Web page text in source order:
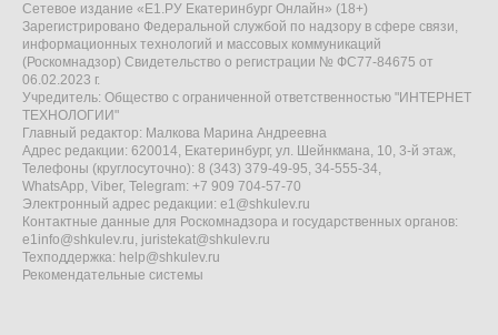
Сетевое издание «Е1.РУ Екатеринбург Онлайн» (18+)
Зарегистрировано Федеральной службой по надзору в сфере связи,
информационных технологий и массовых коммуникаций
(Роскомнадзор) Свидетельство о регистрации № ФС77-84675 от
06.02.2023 г.
Учредитель: Общество с ограниченной ответственностью "ИНТЕРНЕТ
ТЕХНОЛОГИИ"
Главный редактор: Малкова Марина Андреевна
Адрес редакции: 620014, Екатеринбург, ул. Шейнкмана, 10, 3-й этаж,
Телефоны (круглосуточно): 8 (343) 379-49-95, 34-555-34,
WhatsApp, Viber, Telegram: +7 909 704-57-70
Электронный адрес редакции: e1@shkulev.ru
Контактные данные для Роскомнадзора и государственных органов:
e1info@shkulev.ru, juristekat@shkulev.ru
Техподдержка: help@shkulev.ru
Рекомендательные системы